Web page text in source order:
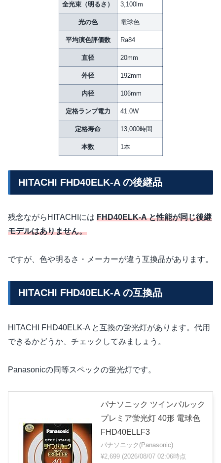
全光束（明るさ） 3,100lm
光の色 電球色
平均演色評価数 Ra84
直径 20mm
外径 192mm
内径 106mm
定格ランプ電力 41.0W
定格寿命 13,000時間
本数 1本
HITACHI FHD40ELK-A の後継品
残念ながらHITACHIには FHD40ELK-A と性能が同じ後継
モデルはありません。
ですが、色や明るさ・メーカーが違う互換品があります。
HITACHI FHD40ELK-A の互換品
HITACHI FHD40ELK-A と互換の蛍光灯があります。代用
できるかどうか、チェックしてみましょう。
Panasonicの同等スペックの蛍光灯です。
パナソニック ツインパルック
プレミア蛍光灯 40形 電球色
FHD40ELLF3
パナソニック(Panasonic)
¥2,699 (2026/08/07 02:06時点